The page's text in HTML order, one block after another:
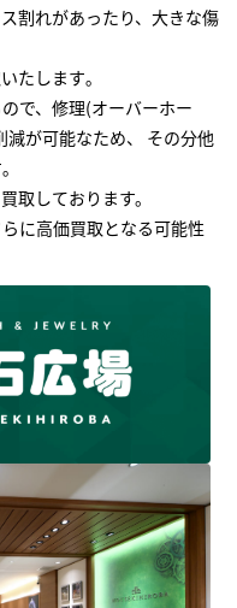
割れがあったり、大きな傷
たします｡
で、修理(オーバーホー
が可能なため、 その分他
取しております。
に高価買取となる可能性